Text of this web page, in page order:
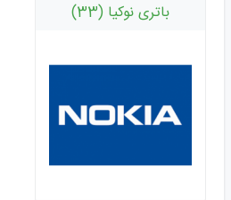
باتری نوکیا (33)